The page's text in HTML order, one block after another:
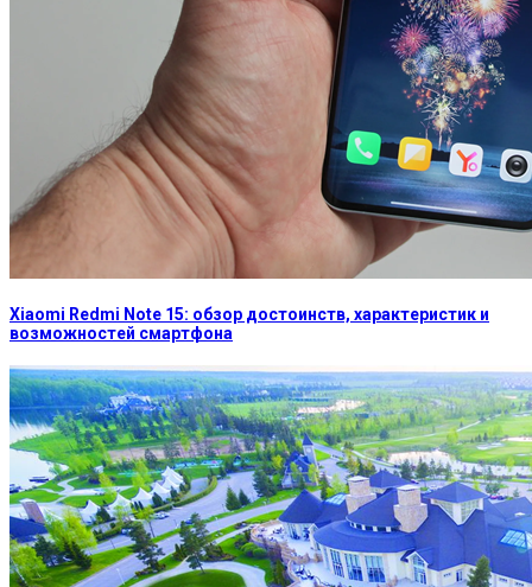
Xiaomi Redmi Note 15: обзор достоинств, характеристик и
возможностей смартфона